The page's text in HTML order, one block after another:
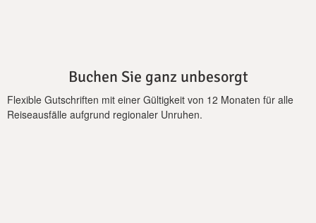
Wichtiger Hinweis:
Buchen Sie ganz unbesorgt
Flexible Gutschriften mit einer Gültigkeit von 12 Monaten für alle
Reiseausfälle aufgrund regionaler Unruhen.